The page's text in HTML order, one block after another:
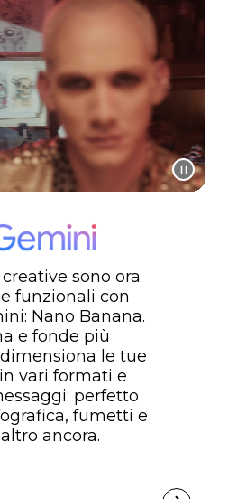
sono ora
funzionali con
Nano Banana.
e fonde più
le tue
vari formati e
perfetto
fumetti e
ancora.